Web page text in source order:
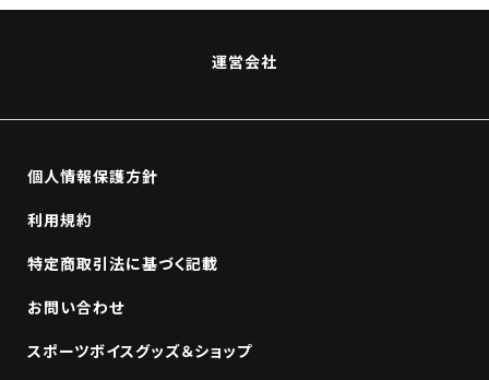
運営会社
個人情報保護方針
利用規約
特定商取引法に基づく記載
お問い合わせ
スポーツボイスグッズ＆ショップ